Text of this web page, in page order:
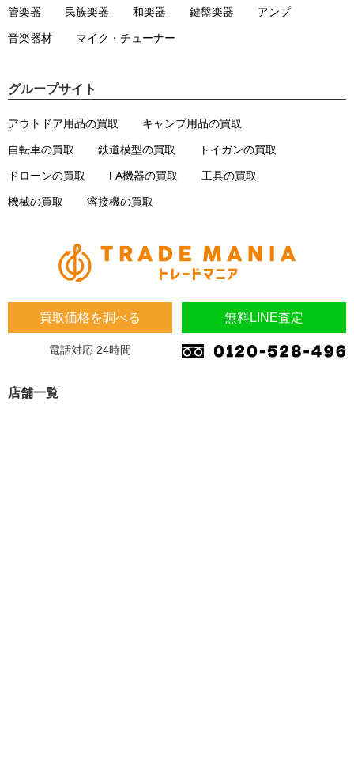
買取価格を調べる 無料LINE査定
電話対応 24時間
店舗一覧
管楽器 民族楽器 和楽器 鍵盤楽器 アンプ
音楽器材 マイク・チューナー
グループサイト
アウトドア用品の買取 キャンプ用品の買取
自転車の買取 鉄道模型の買取 トイガンの買取
ドローンの買取 FA機器の買取 工具の買取
機械の買取 溶接機の買取